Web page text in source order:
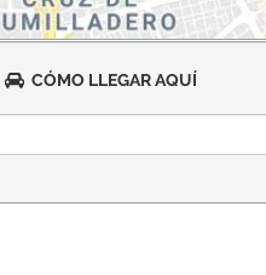
CÓMO LLEGAR AQUÍ